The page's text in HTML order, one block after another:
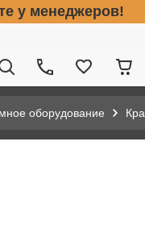
у менеджеров!
оборудование